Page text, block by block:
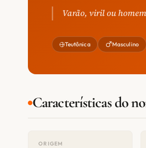
Varão, viril ou
Teutônica Masculino
Características do
ORIGEM